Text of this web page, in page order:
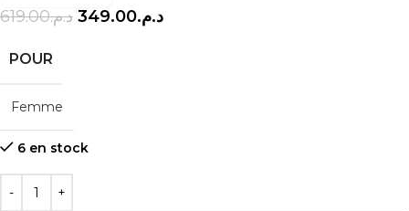
د.م.619.00 د.م.349.00
POUR
Femme
6 en stock